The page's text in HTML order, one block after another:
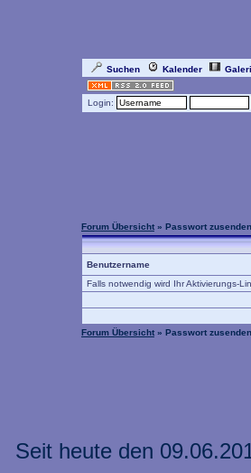
Suchen Kalender
Login:
Forum Übersicht » Passwort zusenden
Benutzername
Falls notwendig wird Ihr Aktivierungs-
Forum Übersicht » Passwort zusenden
Seit heute den